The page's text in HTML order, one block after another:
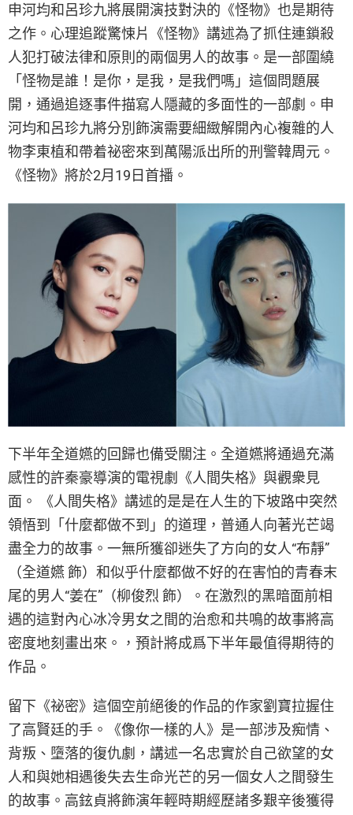
申河均和呂珍九將展開演技對決的《怪物》也是期待
之作。心理追蹤驚悚片《怪物》講述為了抓住連鎖殺
人犯打破法律和原則的兩個男人的故事。是一部圍繞
「怪物是誰！是你，是我，是我們嗎」這個問題展
開，通過追逐事件描寫人隱藏的多面性的一部劇。申
河均和呂珍九將分別飾演需要細緻解開內心複雜的人
物李東植和帶着祕密來到萬陽派出所的刑警韓周元。
《怪物》將於2月19日首播。
下半年全道嬿的回歸也備受關注。全道嬿將通過充滿
感性的許秦豪導演的電視劇《人間失格》與觀衆見
面。 《人間失格》講述的是是在人生的下坡路中突然
領悟到「什麼都做不到」的道理，普通人向著光芒竭
盡全力的故事。一無所獲卻迷失了方向的女人“布靜”
（全道嬿 飾）和似乎什麼都做不好的在害怕的青春末
尾的男人“姜在”（柳俊烈 飾）。在激烈的黑暗面前相
遇的這對內心冰冷男女之間的治愈和共鳴的故事將高
密度地刻畫出來。，預計將成爲下半年最值得期待的
作品。
留下《祕密》這個空前絕後的作品的作家劉寶拉握住
了高賢廷的手。《像你一樣的人》是一部涉及痴情、
背叛、墮落的復仇劇，講述一名忠實於自己欲望的女
人和與她相遇後失去生命光芒的另一個女人之間發生
的故事。高鉉貞將飾演年輕時期經歷諸多艱辛後獲得